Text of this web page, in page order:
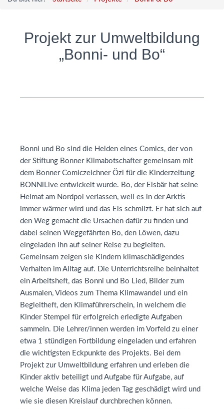
Projekt zur Umweltbildung
„Bonni- und Bo“
Bonni und Bo sind die Helden eines Comics, der von
der Stiftung Bonner Klimabotschafter gemeinsam mit
dem Bonner Comiczeichner Özi für die Kinderzeitung
BONNiLive entwickelt wurde. Bo, der Eisbär hat seine
Heimat am Nordpol verlassen, weil es in der Arktis
immer wärmer wird und das Eis schmilzt. Er hat sich auf
den Weg gemacht die Ursachen dafür zu finden und
dabei seinen Weggefährten Bo, den Löwen, dazu
eingeladen ihn auf seiner Reise zu begleiten.
Gemeinsam zeigen sie Kindern klimaschädigendes
Verhalten im Alltag auf. Die Unterrichtsreihe beinhaltet
ein Arbeitsheft, das Bonni und Bo Lied, Bilder zum
Ausmalen, Videos zum Thema Klimawandel und ein
Begleitheft, den Klimaführerschein, in welchem die
Kinder Stempel für erfolgreich erledigte Aufgaben
sammeln. Die Lehrer/innen werden im Vorfeld zu einer
etwa 1 stündigen Fortbildung eingeladen und erfahren
die wichtigsten Eckpunkte des Projekts. Bei dem
Projekt zur Umweltbildung erfahren und erleben die
Kinder aktiv beteiligt und Aufgabe für Aufgabe, auf
welche Weise das Klima jeden Tag geschädigt wird und
wie sie diesen Kreislauf durchbrechen können.